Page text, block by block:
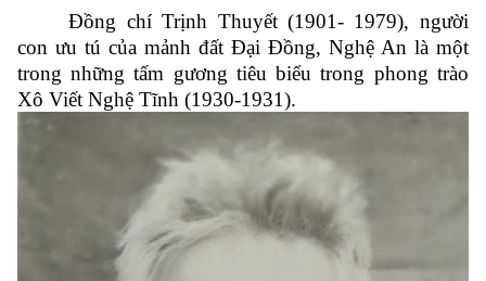
Đồng chí Trịnh Thuyết (1901- 1979), người
con ưu tú của mảnh đất Đại Đồng, Nghệ An là một
trong những tấm gương tiêu biểu trong phong trào
Xô Viết Nghệ Tĩnh (1930-1931).